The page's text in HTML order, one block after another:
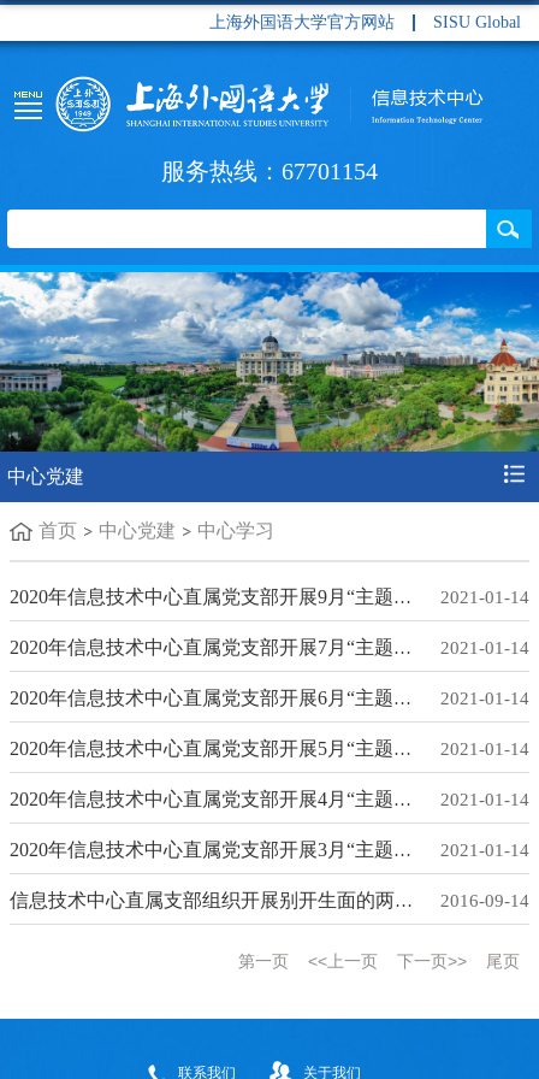
上海外国语大学官方网站 SISU Global
服务热线：67701154
中心党建
首页 中心党建 中心学习
2020年信息技术中心直属党支部开展9月“主题党日”学习活动 2021-01-14
2020年信息技术中心直属党支部开展7月“主题党日”学习活动 2021-01-14
2020年信息技术中心直属党支部开展6月“主题党日”学习活动 2021-01-14
2020年信息技术中心直属党支部开展5月“主题党日”学习活动 2021-01-14
2020年信息技术中心直属党支部开展4月“主题党日”学习活动 2021-01-14
2020年信息技术中心直属党支部开展3月“主题党日”学习活动 2021-01-14
信息技术中心直属支部组织开展别开生面的两学一做微党课 2016-09-14
第一页 <<上一页 下一页>> 尾页
联系我们 关于我们